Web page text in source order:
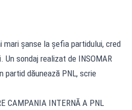
mari șanse la șefia partidului, cred
sondaj realizat de INSOMAR
partid dăunează PNL, scrie
CAMPANIA INTERNĂ A PNL